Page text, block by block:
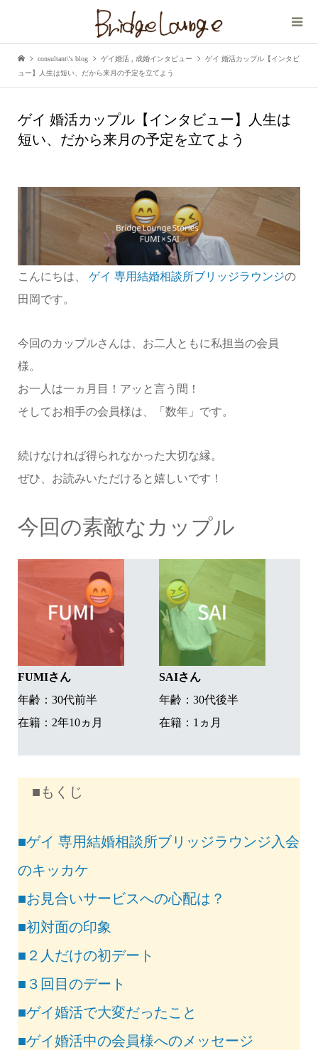
consultant\'s blog ゲイ婚活 成婚インタビュー
ゲイ 婚活カップル【インタビ
ュー】人生は短い、だから来月の予定を立てよう
ゲイ 婚活カップル【インタビュー】人生は
短い、だから来月の予定を立てよう
こんにちは、 ゲイ 専用結婚相談所ブリッジラウンジの
田岡です。
今回のカップルさんは、お二人ともに私担当の会員
様。
お一人は一ヵ月目！アッと言う間！
そしてお相手の会員様は、「数年」です。
続けなければ得られなかった大切な縁。
ぜひ、お読みいただけると嬉しいです！
今回の素敵なカップル
FUMIさん
年齢：30代前半
在籍：2年10ヵ月
SAIさん
年齢：30代後半
在籍：1ヵ月
■もくじ
■ゲイ 専用結婚相談所ブリッジラウンジ入会
のキッカケ
■お見合いサービスへの心配は？
■初対面の印象
■２人だけの初デート
■３回目のデート
■ゲイ婚活で大変だったこと
■ゲイ婚活中の会員様へのメッセージ